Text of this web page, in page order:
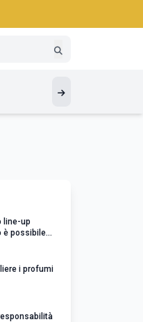
line-up
è possibile
i profumi